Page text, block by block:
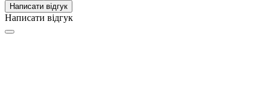
Написати відгук
Написати відгук